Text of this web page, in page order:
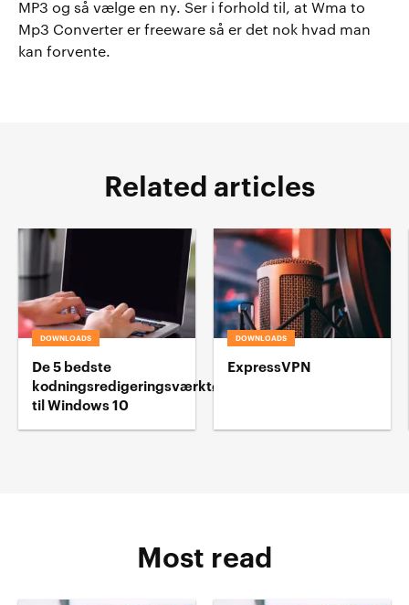
MP3 og så vælge en ny. Ser i forhold til, at Wma to
Mp3 Converter er freeware så er det nok hvad man
kan forvente.
Related articles
DOWNLOADS
De 5 bedste
kodningsredigeringsværktøj
til Windows 10
DOWNLOADS
ExpressVPN
Most read